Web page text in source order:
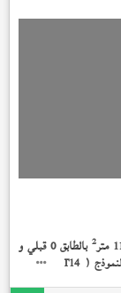
2 بالطابق 0 قبلي و
T14 ) تشطيب